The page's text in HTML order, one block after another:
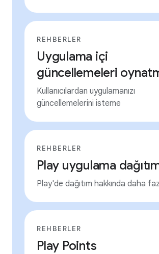
REHBERLER
Uygulama içi
güncellemeleri
Kullanıcılardan uygulamanızı
güncellemelerini isteme
REHBERLER
Play uygulama
Play'de dağıtım hakkında daha
REHBERLER
Play Points